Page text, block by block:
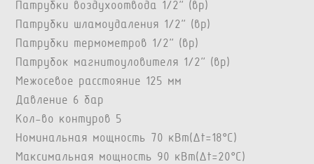
Патрубки воздухоотвода 1/2” (вр)
Патрубки шламоудаления 1/2” (вр)
Патрубки термометров 1/2” (вр)
Патрубок магнитоуловителя 1/2" (вр)
Межосевое расстояние 125 мм
Давление 6 бар
Кол-во контуров 5
Номинальная мощность 70 кВт(Δt=18°C)
Максимальная мощность 90 кВт(Δt=20°C)